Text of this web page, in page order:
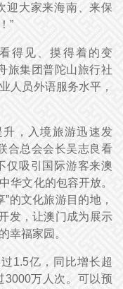
迎大家来海南、来保
”
得见、摸得着的变
旅集团普陀山旅行社
人员外语服务水平，
，入境旅游迅速发
合总会会长吴志良看
仅吸引国际游客来澳
华文化的包容开放。
的文化旅游目的地，
发，让澳门成为展示
幸福家园。
1.5亿，同比增长超
3000万人次。可以预